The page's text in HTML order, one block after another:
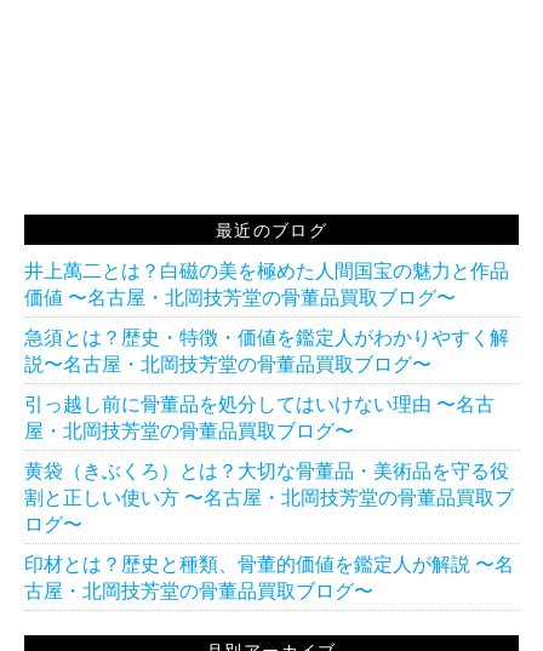
最近のブログ
井上萬二とは？白磁の美を極めた人間国宝の魅力と作品
価値 〜名古屋・北岡技芳堂の骨董品買取ブログ〜
急須とは？歴史・特徴・価値を鑑定人がわかりやすく解
説〜名古屋・北岡技芳堂の骨董品買取ブログ〜
引っ越し前に骨董品を処分してはいけない理由 〜名古
屋・北岡技芳堂の骨董品買取ブログ〜
黄袋（きぶくろ）とは？大切な骨董品・美術品を守る役
割と正しい使い方 〜名古屋・北岡技芳堂の骨董品買取ブ
ログ〜
印材とは？歴史と種類、骨董的価値を鑑定人が解説 〜名
古屋・北岡技芳堂の骨董品買取ブログ〜